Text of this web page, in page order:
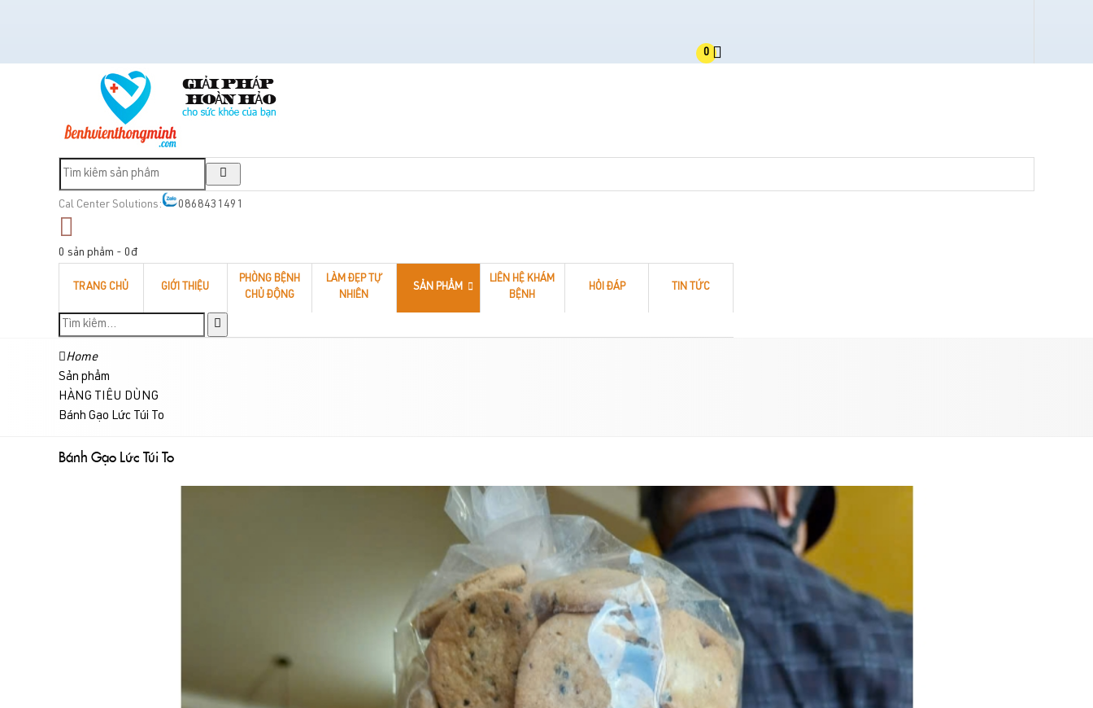
0
Cal Center Solutions: 0868431491
0 sản phẩm - 0đ
TRANG CHỦ GIỚI THIỆU
PHÒNG BỆNH
CHỦ ĐỘNG
LÀM ĐẸP TỰ
NHIÊN
SẢN PHẨM
LIÊN HỆ KHÁM
BỆNH
HỎI ĐÁP TIN TỨC
Home
Sản phẩm
HÀNG TIÊU DÙNG
Bánh Gạo Lức Túi To
Bánh Gạo Lức Túi To